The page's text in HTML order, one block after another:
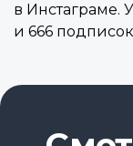
в Инстаграме.
и 666 подписок